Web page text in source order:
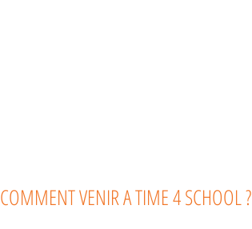
COMMENT VENIR A TIME 4 SCHOOL ?